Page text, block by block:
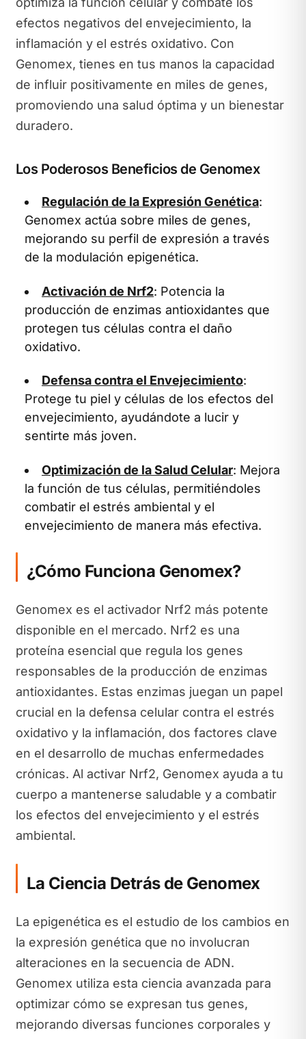
efectos negativos del envejecimiento, la
inflamación y el estrés oxidativo. Con
Genomex, tienes en tus manos la capacidad
de influir positivamente en miles de genes,
promoviendo una salud óptima y un bienestar
duradero.
Los Poderosos Beneficios de Genomex
Regulación de la Expresión Genética:
Genomex actúa sobre miles de genes,
mejorando su perfil de expresión a través
de la modulación epigenética.
Activación de Nrf2: Potencia la
producción de enzimas antioxidantes que
protegen tus células contra el daño
oxidativo.
Defensa contra el Envejecimiento:
Protege tu piel y células de los efectos del
envejecimiento, ayudándote a lucir y
sentirte más joven.
Optimización de la Salud Celular: Mejora
la función de tus células, permitiéndoles
combatir el estrés ambiental y el
envejecimiento de manera más efectiva.
¿Cómo Funciona Genomex?
Genomex es el activador Nrf2 más potente
disponible en el mercado. Nrf2 es una
proteína esencial que regula los genes
responsables de la producción de enzimas
antioxidantes. Estas enzimas juegan un papel
crucial en la defensa celular contra el estrés
oxidativo y la inflamación, dos factores clave
en el desarrollo de muchas enfermedades
crónicas. Al activar Nrf2, Genomex ayuda a tu
cuerpo a mantenerse saludable y a combatir
los efectos del envejecimiento y el estrés
ambiental.
La Ciencia Detrás de Genomex
La epigenética es el estudio de los cambios en
la expresión genética que no involucran
alteraciones en la secuencia de ADN.
Genomex utiliza esta ciencia avanzada para
optimizar cómo se expresan tus genes,
mejorando diversas funciones corporales y